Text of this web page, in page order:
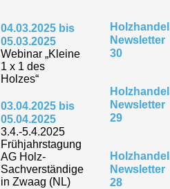
04.03.2025 bis
05.03.2025
Webinar „Kleine
1 x 1 des
Holzes“
03.04.2025 bis
05.04.2025
3.4.-5.4.2025
Frühjahrstagung
AG Holz-
Sachverständige
in Zwaag (NL)
Newsletter
30
Newsletter
29
Newsletter
28